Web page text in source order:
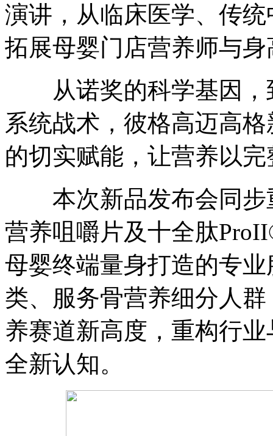
演讲，从临床医学、传
拓展母婴门店营养师与
从诺奖的科学基因，
系统战术，彼格高迈高
的切实赋能，让营养以
本次新品发布会同步
营养咀嚼片及十全肽
母婴终端量身打造的专
类、服务骨营养细分人
养赛道新高度，重构行
全新认知。